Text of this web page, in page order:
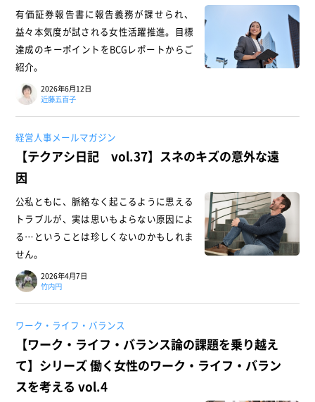
有価証券報告書に報告義務が課せられ、
益々本気度が試される女性活躍推進。目標
達成のキーポイントをBCGレポートからご
紹介。
2026年6月12日
近藤五百子
経営人事メールマガジン
【テクアシ日記 vol.37】スネのキズの意外な遠
因
公私ともに、脈絡なく起こるように思える
トラブルが、実は思いもよらない原因によ
る…ということは珍しくないのかもしれま
せん。
2026年4月7日
竹内円
ワーク・ライフ・バランス
【ワーク・ライフ・バランス論の課題を乗り越え
て】シリーズ 働く女性のワーク・ライフ・バラン
スを考える vol.4